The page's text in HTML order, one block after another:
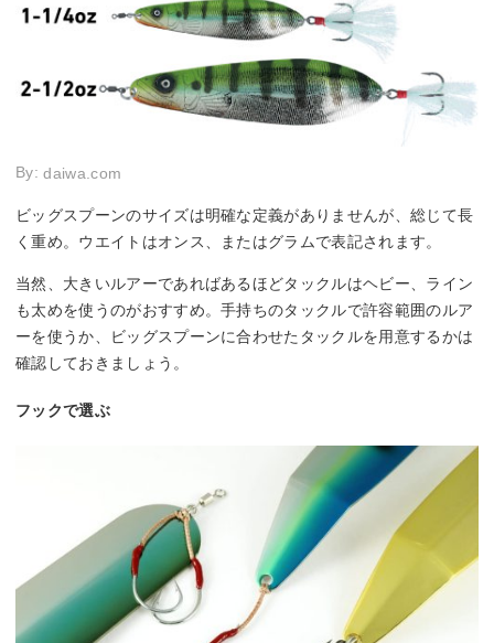
By:daiwa.com
ビッグスプーンのサイズは明確な定義がありませんが、総じて長
く重め。ウエイトはオンス、またはグラムで表記されます。
当然、大きいルアーであればあるほどタックルはヘビー、ライン
も太めを使うのがおすすめ。手持ちのタックルで許容範囲のルア
ーを使うか、ビッグスプーンに合わせたタックルを用意するかは
確認しておきましょう。
フックで選ぶ